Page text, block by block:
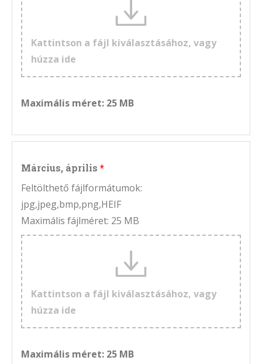
Kattintson a fájl kiválasztásához, vagy
húzza ide
Maximális méret: 25 MB
Március, április
Feltölthető fájlformátumok:
jpg,jpeg,bmp,png,HEIF
Maximális fájlméret: 25 MB
Kattintson a fájl kiválasztásához, vagy
húzza ide
Maximális méret: 25 MB